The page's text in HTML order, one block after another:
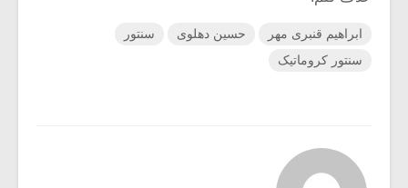
ابراهیم قنبری مهر حسین دهلوی
سنتور
سنتور کروماتیک